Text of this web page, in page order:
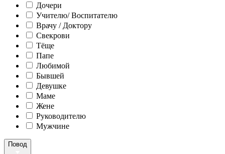
Дочери
Учителю/ Воспитателю
Врачу / Доктору
Свекрови
Тёще
Папе
Любимой
Бывшей
Девушке
Маме
Жене
Руководителю
Мужчине
Повод